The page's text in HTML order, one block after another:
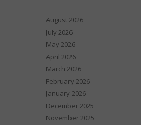
August 2026
July 2026
May 2026
April 2026
March 2026
February 2026
January 2026
December 2025
November 2025